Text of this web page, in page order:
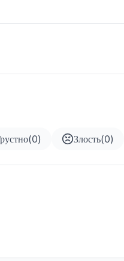
(0) Злость(0)